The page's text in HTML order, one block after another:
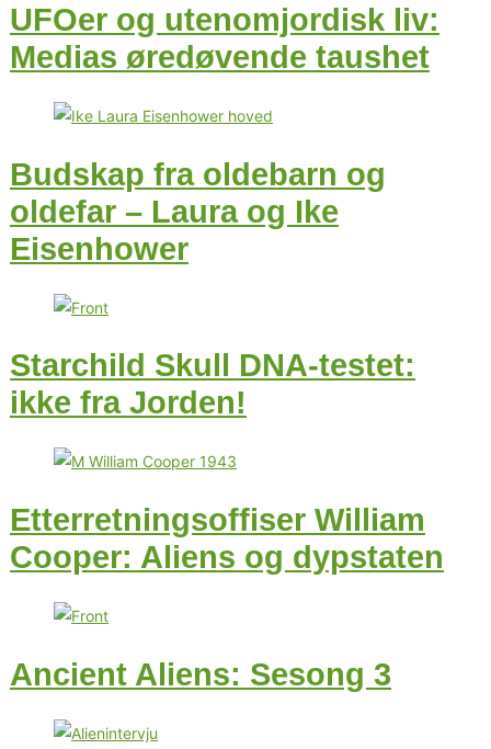
UFOer og utenomjordisk liv:
Medias øredøvende taushet
Budskap fra oldebarn og
oldefar – Laura og Ike
Eisenhower
Starchild Skull DNA-testet:
ikke fra Jorden!
Etterretningsoffiser William
Cooper: Aliens og dypstaten
Ancient Aliens: Sesong 3